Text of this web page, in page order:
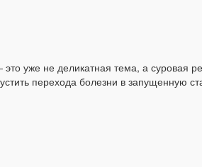
уже не деликатная тема, а суровая
перехода болезни в запущенную